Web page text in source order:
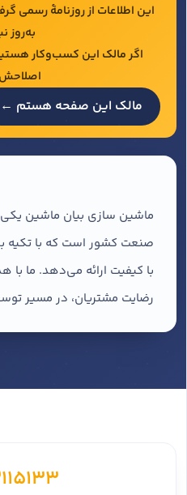
این اطلاعات از روزنامهٔ رسمی
به‌روز
اگر مالک این کسب‌وکار
مالک این صفحه هستم ←
ماشین سازی بیان ماشین
صنعت کشور است که با تکیه
با کیفیت ارائه می‌دهد. ما
رضایت مشتریان، در مسیر